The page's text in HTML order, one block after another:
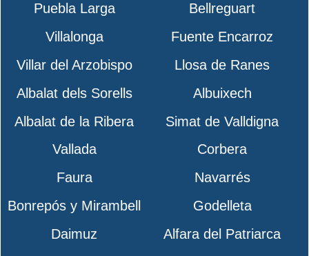
Puebla Larga
Bellreguart
Villalonga
Fuente Encarroz
Villar del Arzobispo
Llosa de Ranes
Albalat dels Sorells
Albuixech
Albalat de la Ribera
Simat de Valldigna
Vallada
Corbera
Faura
Navarrés
Bonrepós y Mirambell
Godelleta
Daimuz
Alfara del Patriarca